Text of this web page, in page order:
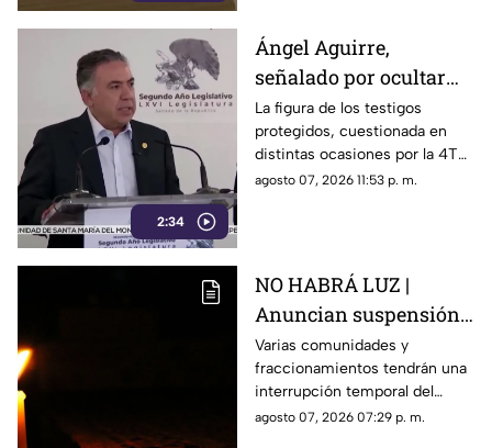
2:34
Ángel Aguirre,
señalado por ocultar
evidencia del caso
Ayotzinapa
La figura de los testigos
protegidos, cuestionada en
distintas ocasiones por la 4T
cuando es utilizada por
investigación contra el
exgobernador
agosto 07, 2026 11:53 p. m.
NO HABRÁ LUZ |
Anuncian suspensión
del suministro eléctrico
en Querétaro; estás
serán las zonas
afectadas
Varias comunidades y
fraccionamientos tendrán una
interrupción temporal del
servicio eléctrico durante
agosto 07, 2026 07:29 p. m.